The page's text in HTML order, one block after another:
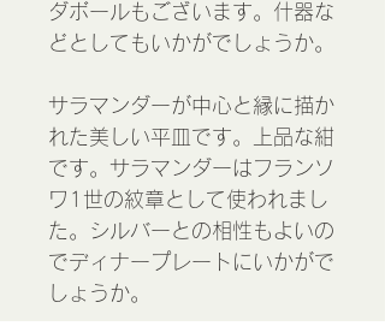
ダボールもございます。什器な
どとしてもいかがでしょうか。
サラマンダーが中心と縁に描か
れた美しい平皿です。上品な紺
です。サラマンダーはフランソ
ワ1世の紋章として使われまし
た。シルバーとの相性もよいの
でディナープレートにいかがで
しょうか。